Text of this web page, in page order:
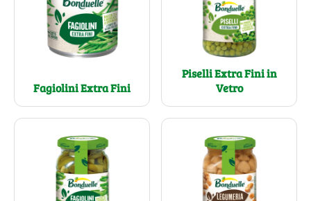
Fagiolini Extra Fini
Piselli Extra Fini in
Vetro